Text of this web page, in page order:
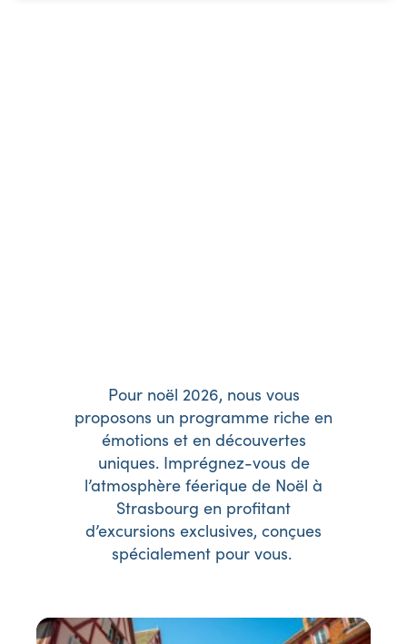
Pour noël 2026, nous vous
proposons un programme riche en
émotions et en découvertes
uniques. Imprégnez-vous de
l’atmosphère féerique de Noël à
Strasbourg en profitant
d’excursions exclusives, conçues
spécialement pour vous.